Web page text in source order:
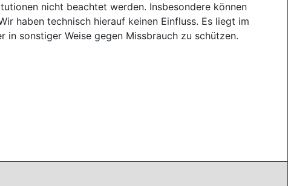
nicht beachtet werden. Insbesondere können
haben technisch hierauf keinen Einfluss. Es liegt im
sonstiger Weise gegen Missbrauch zu schützen.